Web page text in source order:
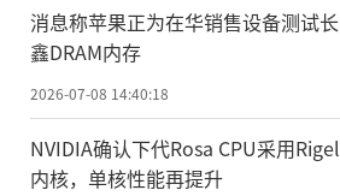
消息称苹果正为在华销售设备测试长
鑫DRAM内存
2026-07-08 14:40:18
NVIDIA确认下代Rosa CPU采用Rigel
内核，单核性能再提升